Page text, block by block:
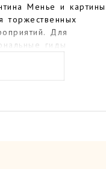
Менье и картины
торжественных
Для
гиды